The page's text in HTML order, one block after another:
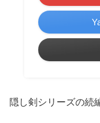
隠し剣シリーズの続